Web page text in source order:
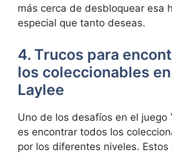
más cerca de desbloquear esa
especial que tanto deseas.
4. Trucos para
los coleccionables
Laylee
Uno de los desafíos en el juego
es encontrar todos los
por los diferentes niveles. Estos